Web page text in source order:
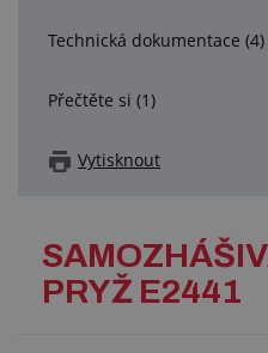
Technická dokumentace (4)
Přečtěte si (1)
Vytisknout
PRYŽ E2441